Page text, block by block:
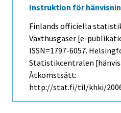
Instruktion för
Finlands officiella
Växthusgaser [e-
ISSN=1797-6057.
Statistikcentralen
Åtkomstsätt:
http://stat.fi/til/khki/